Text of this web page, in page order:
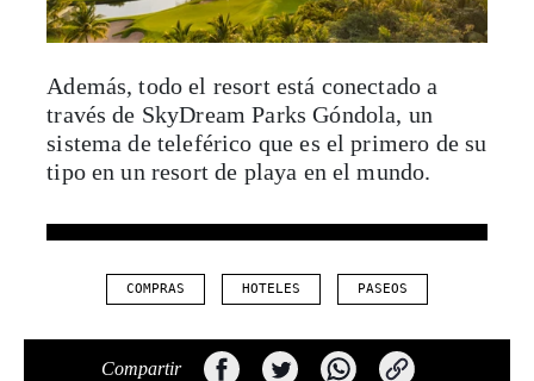
Además, todo el resort está conectado a
través de SkyDream Parks Góndola, un
sistema de teleférico que es el primero de su
tipo en un resort de playa en el mundo.
COMPRAS HOTELES PASEOS
Compartir